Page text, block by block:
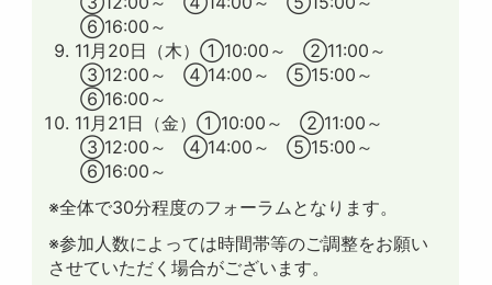
⑥16:00～
11月20日（木）①10:00～ ②11:00～
③12:00～ ④14:00～ ⑤15:00～
⑥16:00～
11月21日（金）①10:00～ ②11:00～
③12:00～ ④14:00～ ⑤15:00～
⑥16:00～
※全体で30分程度のフォーラムとなります。
※参加人数によっては時間帯等のご調整をお願い
させていただく場合がございます。